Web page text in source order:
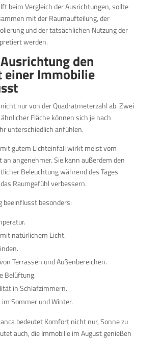
beim Vergleich der Ausrichtungen, sollte
mit der Raumaufteilung, der
und der tatsächlichen Nutzung der
werden.
den
einer Immobilie
nur von der Quadratmeterzahl ab. Zwei
Fläche können sich je nach
unterschiedlich anfühlen.
gutem Lichteinfall wirkt meist vom
angenehmer. Sie kann außerdem den
Beleuchtung während des Tages
Raumgefühl verbessern.
beeinflusst besonders:
natürlichem Licht.
Terrassen und Außenbereichen.
Belüftung.
in Schlafzimmern.
Sommer und Winter.
bedeutet Komfort nicht nur, Sonne zu
auch, die Immobilie im August genießen